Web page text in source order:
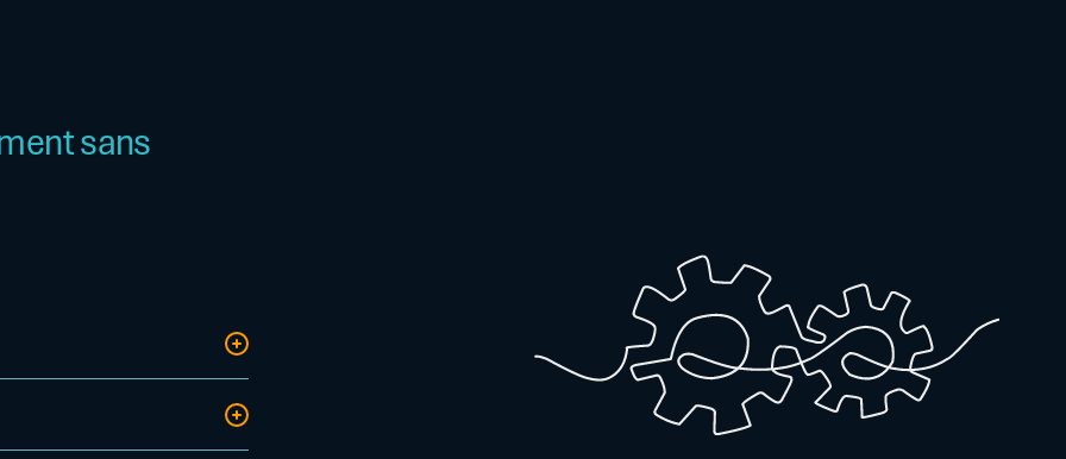
sans
de garantie pour chaque